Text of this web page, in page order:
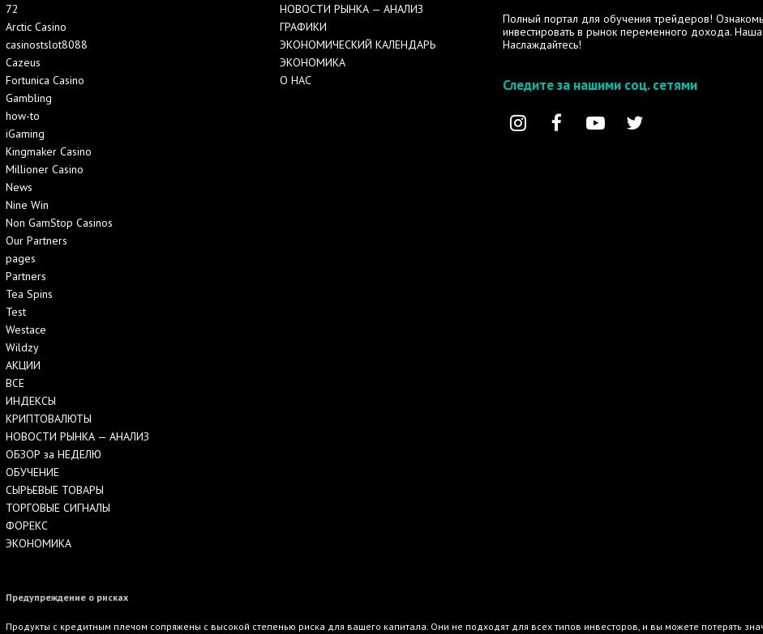
72
Arctic Casino
casinostslot8088
Cazeus
Fortunica Casino
Gambling
how-to
iGaming
Kingmaker Casino
Millioner Casino
News
Nine Win
Non GamStop Casinos
Our Partners
pages
Partners
Tea Spins
Test
Westace
Wildzy
АКЦИИ
ВСЕ
ИНДЕКСЫ
КРИПТОВАЛЮТЫ
НОВОСТИ РЫНКА — АНАЛИЗ
ОБЗОР за НЕДЕЛЮ
ОБУЧЕНИЕ
СЫРЬЕВЫЕ ТОВАРЫ
ТОРГОВЫЕ СИГНАЛЫ
ФОРЕКС
ЭКОНОМИКА
НОВОСТИ РЫНКА — АНАЛИЗ
ГРАФИКИ
ЭКОНОМИЧЕСКИЙ КАЛЕНДАРЬ
ЭКОНОМИКА
О НАС
Полный портал для обучения трейдеров!
инвестировать в рынок переменного дохода.
Наслаждайтесь!
Следите за нашими соц. сетями
Предупреждение о рисках
Продукты с кредитным плечом сопряжены с высокой степенью риска для вашего капитала. Они не подходят для всех типов инвесторов, и вы можете потерять